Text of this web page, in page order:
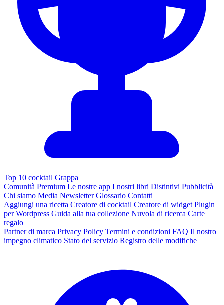
Top 10 cocktail Grappa
Comunità Premium Le nostre app I nostri libri Distintivi Pubblicità
Chi siamo Media Newsletter Glossario Contatti
Aggiungi una ricetta Creatore di cocktail Creatore di widget Plugin
per Wordpress Guida alla tua collezione Nuvola di ricerca Carte
regalo
Partner di marca Privacy Policy Termini e condizioni FAQ Il nostro
impegno climatico Stato del servizio Registro delle modifiche